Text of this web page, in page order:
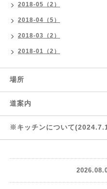
2018-05（2）
2018-04（5）
2018-03（2）
2018-01（2）
場所
道案内
※キッチンについて